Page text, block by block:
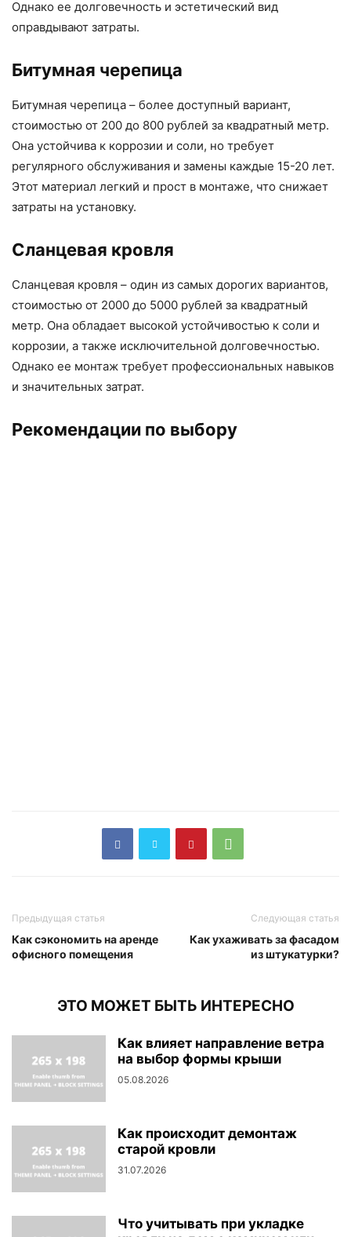
Однако ее долговечность и эстетический вид
оправдывают затраты.
Битумная черепица
Битумная черепица – более доступный вариант,
стоимостью от 200 до 800 рублей за квадратный метр.
Она устойчива к коррозии и соли, но требует
регулярного обслуживания и замены каждые 15-20 лет.
Этот материал легкий и прост в монтаже, что снижает
затраты на установку.
Сланцевая кровля
Сланцевая кровля – один из самых дорогих вариантов,
стоимостью от 2000 до 5000 рублей за квадратный
метр. Она обладает высокой устойчивостью к соли и
коррозии, а также исключительной долговечностью.
Однако ее монтаж требует профессиональных навыков
и значительных затрат.
Рекомендации по выбору
Предыдущая статья
Как сэкономить на аренде
офисного помещения
Следующая статья
Как ухаживать за фасадом
из штукатурки?
ЭТО МОЖЕТ БЫТЬ ИНТЕРЕСНО
Как влияет направление ветра
на выбор формы крыши
05.08.2026
Как происходит демонтаж
старой кровли
31.07.2026
Что учитывать при укладке